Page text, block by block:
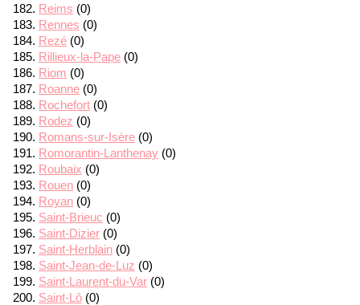
Reims (0)
Rennes (0)
Rezé (0)
Rillieux-la-Pape (0)
Riom (0)
Roanne (0)
Rochefort (0)
Rodez (0)
Romans-sur-Isère (0)
Romorantin-Lanthenay (0)
Roubaix (0)
Rouen (0)
Royan (0)
Saint-Brieuc (0)
Saint-Dizier (0)
Saint-Herblain (0)
Saint-Jean-de-Luz (0)
Saint-Laurent-du-Var (0)
Saint-Lô (0)